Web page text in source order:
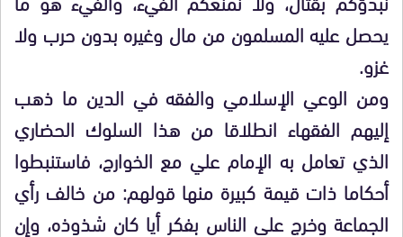
يحصل عليه المسلمون من مال وغيره بدون حرب ولا
غزو.
ومن الوعي الإسلامي والفقه في الدين ما ذهب
إليهم الفقهاء انطلاقا من هذا السلوك الحضاري
الذي تعامل به الإمام علي مع الخوارج، فاستنبطوا
أحكاما ذات قيمة كبيرة منها قولهم: من خالف رأي
الجماعة وخرج على الناس بفكر أيا كان شذوذه، وإن